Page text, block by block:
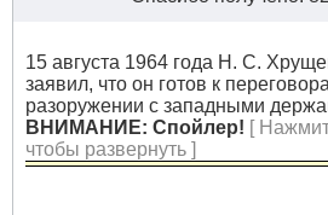
15 августа 1964 года Н. С.
заявил, что он готов к
разоружении с западными
ВНИМАНИЕ: Спойлер! [
чтобы развернуть ]